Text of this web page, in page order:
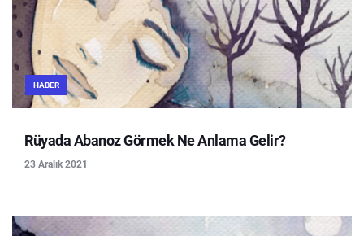
HABER
Rüyada Abanoz Görmek Ne Anlama Gelir?
23 Aralık 2021